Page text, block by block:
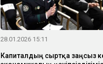
28.01.2026 15:11
Капиталдың сыртқа заңсыз